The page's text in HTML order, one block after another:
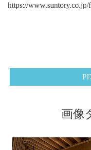
https://www.suntory.co.jp/
画像